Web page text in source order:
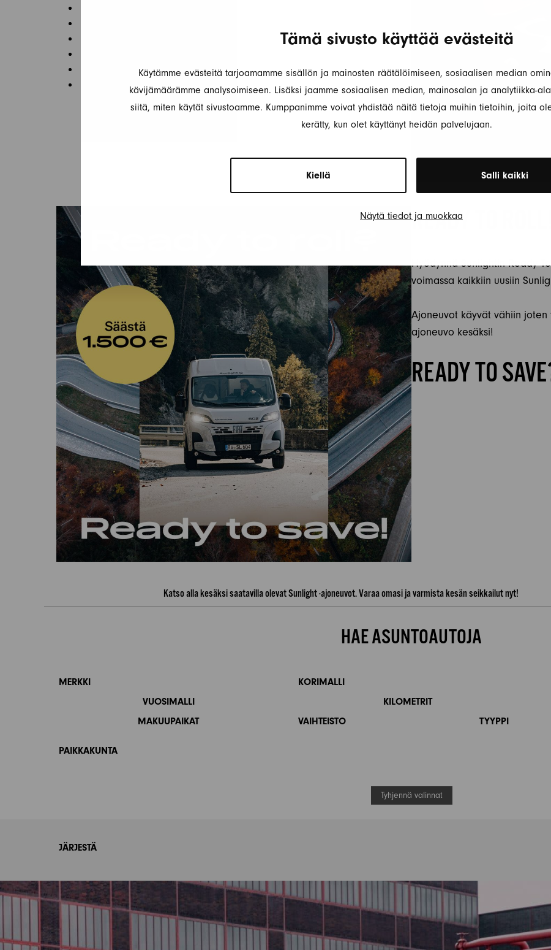
Tämä sivusto käyttää evästeitä
Käytämme evästeitä tarjoamamme sisällön ja mainosten räätälöimiseen, sosiaalisen median
kävijämäärämme analysoimiseen. Lisäksi jaamme sosiaalisen median, mainosalan ja analytiikka-
siitä, miten käytät sivustoamme. Kumppanimme voivat yhdistää näitä tietoja muihin tietoihin, joita
kerätty, kun olet käyttänyt heidän palvelujaan.
Kiellä Salli kaikki
Näytä tiedot ja muokkaa
16″ alumiinivanteet, kaksiväriset
READY TO ROLL!
Hyödynnä Sunlightin Ready
voimassa kaikkiin uusiin
Ajoneuvot käyvät vähiin
ajoneuvo kesäksi!
READY TO
Katso alla kesäksi saatavilla olevat Sunlight -ajoneuvot. Varaa omasi ja varmista kesän seikkailut nyt!
HAE ASUNTOAUTOJA
MERKKI KORIMALLI
VUOSIMALLI
KILOMETRIT
MAKUUPAIKAT
VAIHTEISTO TYYPPI
PAIKKAKUNTA
Tyhjennä valinnat
JÄRJESTÄ